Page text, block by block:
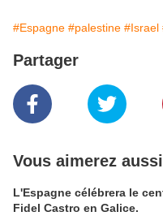
#Espagne #palestine #Israel
Partager
Vous aimerez aussi
L'Espagne célébrera le
Fidel Castro en Galice.